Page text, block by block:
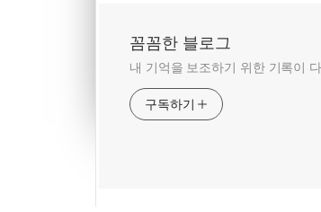
꼼꼼한 블로그
내 기억을 보조하기 위한 기록이
구독하기